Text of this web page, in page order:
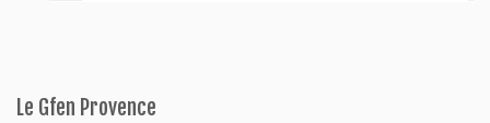
Le Gfen Provence